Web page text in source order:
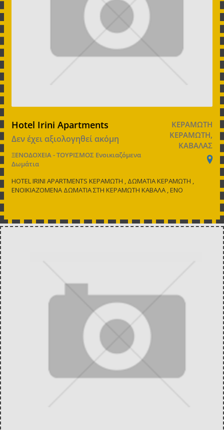
Hotel Irini Apartments
Δεν έχει αξιολογηθεί ακόμη
ΞΕΝΟΔΟΧΕΙΑ - ΤΟΥΡΙΣΜΟΣ Ενοικιαζόμενα
Δωμάτια
ΚΕΡΑΜΩΤΗ
ΚΕΡΑΜΩΤΗ,
ΚΑΒΑΛΑΣ
HOTEL IRINI APARTMENTS ΚΕΡΑΜΩΤΗ , ΔΩΜΑΤΙΑ ΚΕΡΑΜΩΤΗ ,
ΕΝΟΙΚΙΑΖΟΜΕΝΑ ΔΩΜΑΤΙΑ ΣΤΗ ΚΕΡΑΜΩΤΗ ΚΑΒΑΛΑ , ΕΝΟ